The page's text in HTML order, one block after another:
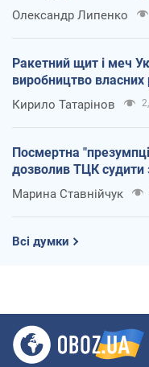
Олександр Липенко
Ракетний щит і меч
виробництво власних
Кирило Татарінов
Посмертна
дозволив ТЦК судити
Марина Ставнійчук
Всі думки